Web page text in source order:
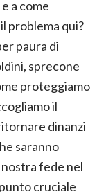
a come
problema qui?
paura di
sprecone
proteggiamo
il
dinanzi
saranno
fede nel
cruciale